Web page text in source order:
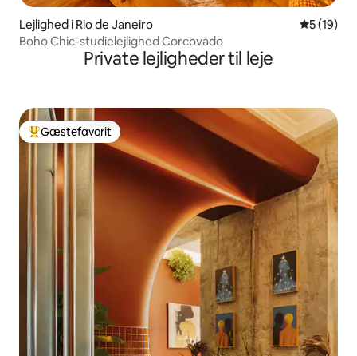
Lejlighed i Rio de Janeiro 5 ud af 5 i
5 (19)
Boho Chic-studielejlighed Corcovado
Private lejligheder til leje
Bedste gæstefavorit
Gæstefavorit